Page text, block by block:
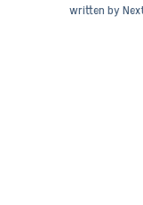
written by